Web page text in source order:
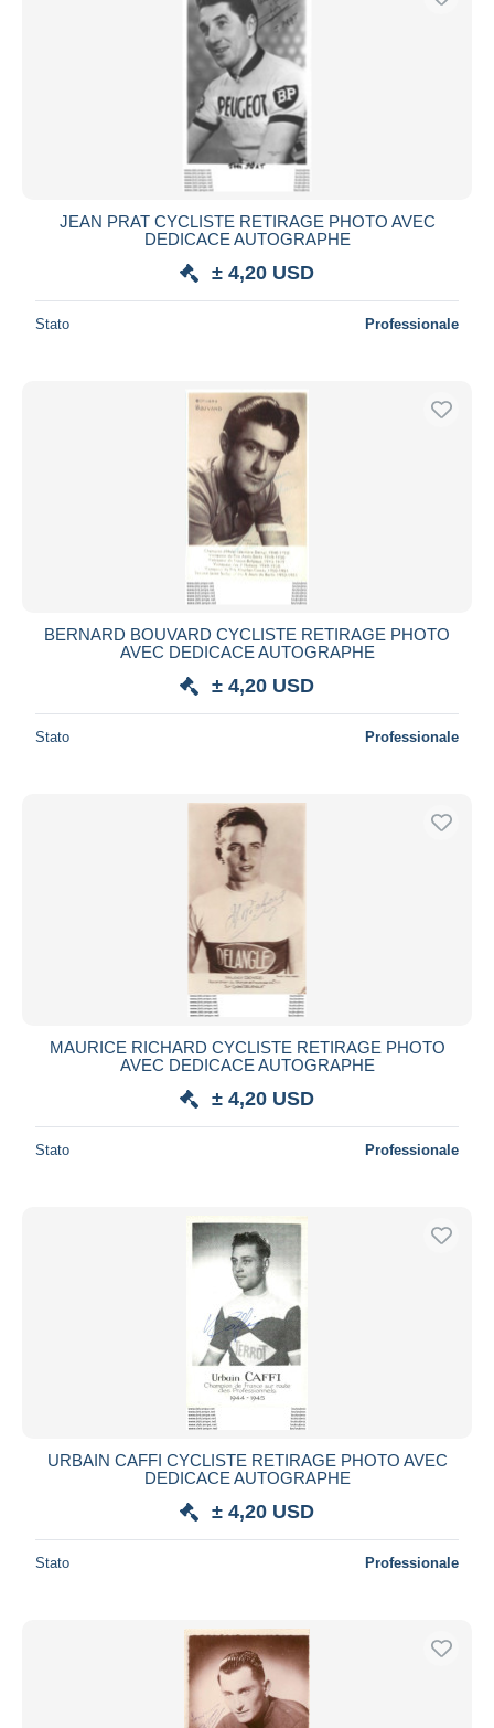
JEAN PRAT CYCLISTE RETIRAGE PHOTO AVEC
DEDICACE AUTOGRAPHE
± 4,20 USD
Stato Professionale
BERNARD BOUVARD CYCLISTE RETIRAGE PHOTO
AVEC DEDICACE AUTOGRAPHE
± 4,20 USD
Stato Professionale
MAURICE RICHARD CYCLISTE RETIRAGE PHOTO
AVEC DEDICACE AUTOGRAPHE
± 4,20 USD
Stato Professionale
URBAIN CAFFI CYCLISTE RETIRAGE PHOTO AVEC
DEDICACE AUTOGRAPHE
± 4,20 USD
Stato Professionale